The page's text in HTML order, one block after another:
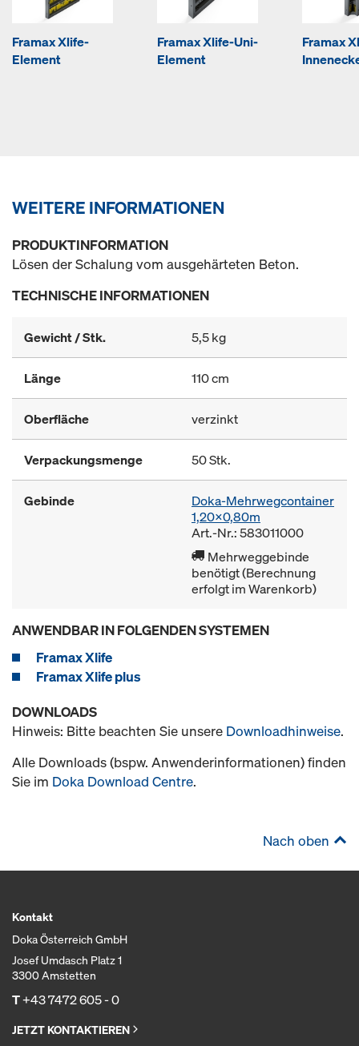
Framax Xlife-
Element
Framax Xlife-Uni-
Element
Framax
WEITERE INFORMATIONEN
PRODUKTINFORMATION
Lösen der Schalung vom ausgehärteten Beton.
TECHNISCHE INFORMATIONEN
Gewicht / Stk. 5,5 kg
Länge 110 cm
Oberfläche verzinkt
Verpackungsmenge 50 Stk.
Gebinde
Doka-Mehrwegcontainer
1,20x0,80m
Art.-Nr.: 583011000
Mehrweggebinde
benötigt (Berechnung
erfolgt im Warenkorb)
ANWENDBAR IN FOLGENDEN SYSTEMEN
Framax Xlife
Framax Xlife plus
DOWNLOADS
Hinweis: Bitte beachten Sie unsere Downloadhinweise.
Alle Downloads (bspw. Anwenderinformationen) finden
Sie im Doka Download Centre.
Nach oben
Kontakt
Doka Österreich GmbH
Josef Umdasch Platz 1
3300 Amstetten
T+43 7472 605 - 0
JETZT KONTAKTIEREN